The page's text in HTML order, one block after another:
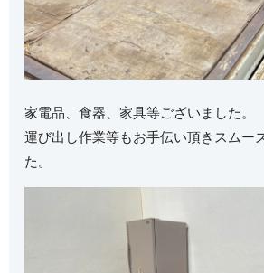
家電品、食器、家具等ございました。
運び出し作業等もお手伝い頂きスムー
た。